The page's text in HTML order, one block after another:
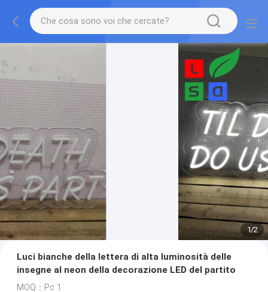
1/2
Luci bianche della lettera di alta luminosità delle
insegne al neon della decorazione LED del partito
MOQ：Pc 1